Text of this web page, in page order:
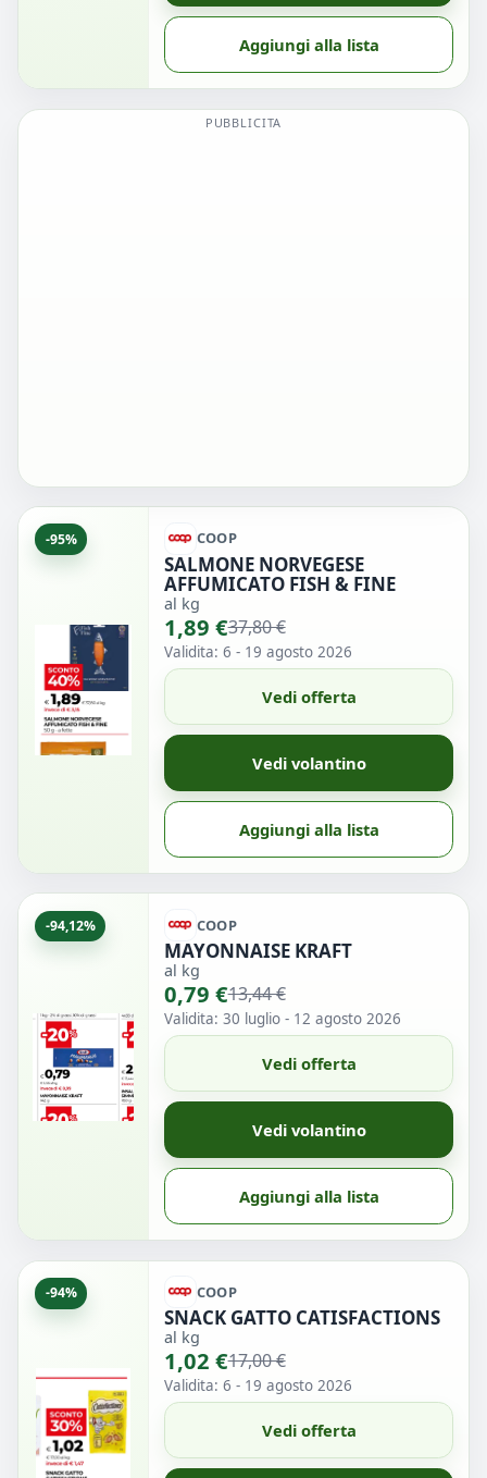
Aggiungi alla lista
PUBBLICITA
-95% COOP
SALMONE NORVEGESE
AFFUMICATO FISH & FINE
al kg
1,89 €37,80 €
Validita: 6 - 19 agosto 2026
Vedi offerta
Vedi volantino
Aggiungi alla lista
-94,12% COOP
MAYONNAISE KRAFT
al kg
0,79 €13,44 €
Validita: 30 luglio - 12 agosto 2026
Vedi offerta
Vedi volantino
Aggiungi alla lista
-94% COOP
SNACK GATTO CATISFACTIONS
al kg
1,02 €17,00 €
Validita: 6 - 19 agosto 2026
Vedi offerta